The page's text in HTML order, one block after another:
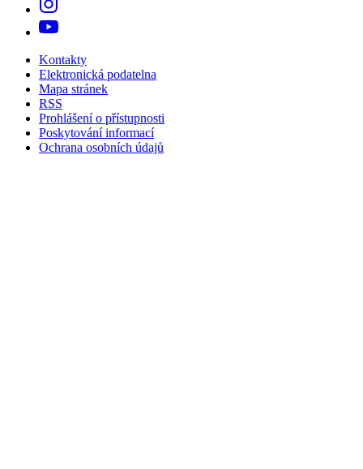
Kontakty
Elektronická podatelna
Mapa stránek
RSS
Prohlášení o přístupnosti
Poskytování informací
Ochrana osobních údajů